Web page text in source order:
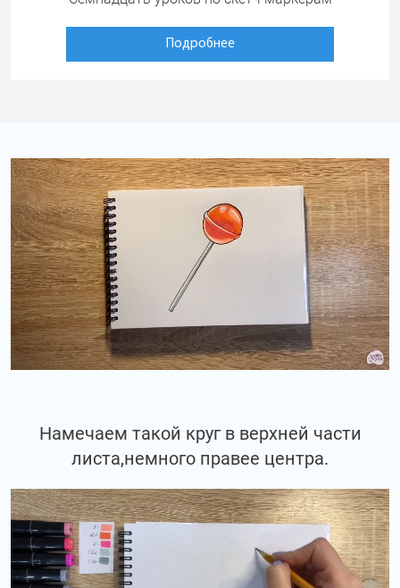
Подробнее
Намечаем такой круг в верхней части
листа,немного правее центра.